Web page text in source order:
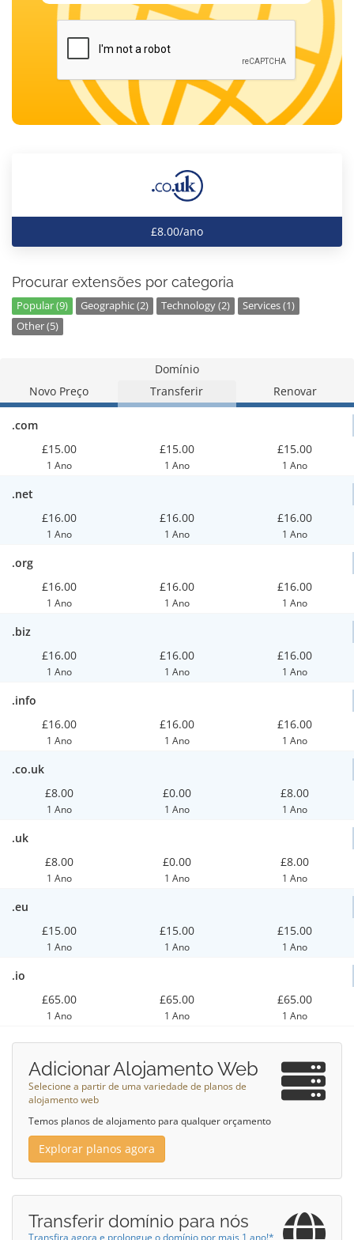
£8.00/ano
Procurar extensões por categoria
Popular (9) Geographic (2) Technology (2)
Services (1)
Other (5)
Domínio
Novo Preço
Transferir Renovar
.com
£15.00
1 Ano
£15.00
1 Ano
£15.00
1 Ano
.net
£16.00
1 Ano
£16.00
1 Ano
£16.00
1 Ano
.org
£16.00
1 Ano
£16.00
1 Ano
£16.00
1 Ano
.biz
£16.00
1 Ano
£16.00
1 Ano
£16.00
1 Ano
.info
£16.00
1 Ano
£16.00
1 Ano
£16.00
1 Ano
.co.uk
£8.00
1 Ano
£0.00
1 Ano
£8.00
1 Ano
.uk
£8.00
1 Ano
£0.00
1 Ano
£8.00
1 Ano
.eu
£15.00
1 Ano
£15.00
1 Ano
£15.00
1 Ano
.io
£65.00
1 Ano
£65.00
1 Ano
£65.00
1 Ano
Adicionar Alojamento Web
Selecione a partir de uma variedade de planos de
alojamento web
Temos planos de alojamento para qualquer orçamento
Explorar planos agora
Transferir domínio para nós
Transfira agora e prolongue o domínio por mais 1 ano!*